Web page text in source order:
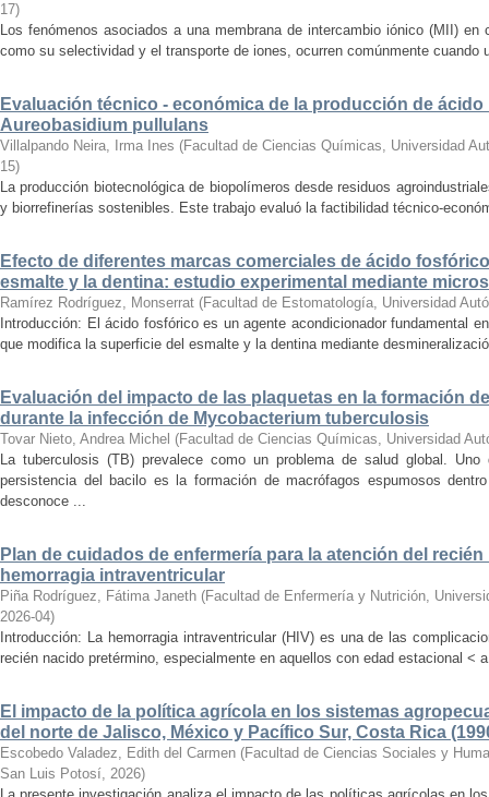
17)
Los fenómenos asociados a una membrana de intercambio iónico (MII)
como su selectividad y el transporte de iones, ocurren comúnmente cuando
Evaluación técnico - económica de la producción de
Aureobasidium pullulans
Villalpando Neira, Irma Ines (Facultad de Ciencias Químicas, Universidad
15)
La producción biotecnológica de biopolímeros desde residuos
y biorrefinerías sostenibles. Este trabajo evaluó la factibilidad técnico-
Efecto de diferentes marcas comerciales de ácido
esmalte y la dentina: estudio experimental mediante
Ramírez Rodríguez, Monserrat (Facultad de Estomatología, Universidad
Introducción: El ácido fosfórico es un agente acondicionador fundamental
que modifica la superficie del esmalte y la dentina mediante
Evaluación del impacto de las plaquetas en la formación
durante la infección de Mycobacterium tuberculosis
Tovar Nieto, Andrea Michel (Facultad de Ciencias Químicas, Universidad
La tuberculosis (TB) prevalece como un problema de salud global.
persistencia del bacilo es la formación de macrófagos espumosos
desconoce ...
Plan de cuidados de enfermería para la atención del
hemorragia intraventricular
Piña Rodríguez, Fátima Janeth (Facultad de Enfermería y Nutrición,
2026-04)
Introducción: La hemorragia intraventricular (HIV) es una de las
recién nacido pretérmino, especialmente en aquellos con edad estacional <
El impacto de la política agrícola en los sistemas
del norte de Jalisco, México y Pacífico Sur, Costa Rica
Escobedo Valadez, Edith del Carmen (Facultad de Ciencias Sociales y
San Luis Potosí, 2026)